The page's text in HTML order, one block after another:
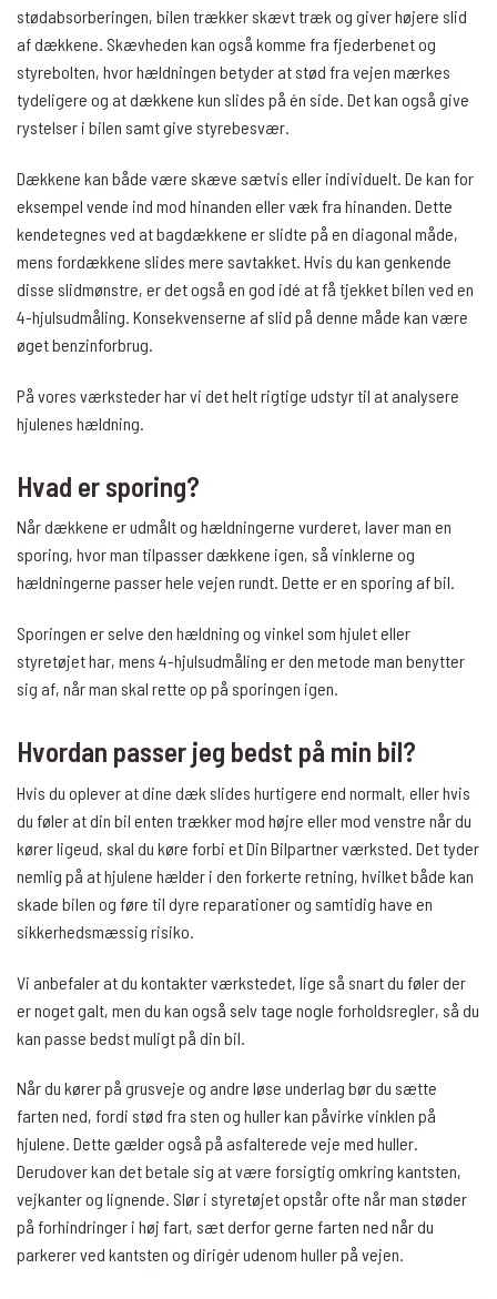
stødabsorberingen, bilen trækker skævt træk og giver højere slid
af dækkene. Skævheden kan også komme fra fjederbenet og
styrebolten, hvor hældningen betyder at stød fra vejen mærkes
tydeligere og at dækkene kun slides på én side. Det kan også give
rystelser i bilen samt give styrebesvær.
Dækkene kan både være skæve sætvis eller individuelt. De kan for
eksempel vende ind mod hinanden eller væk fra hinanden. Dette
kendetegnes ved at bagdækkene er slidte på en diagonal måde,
mens fordækkene slides mere savtakket. Hvis du kan genkende
disse slidmønstre, er det også en god idé at få tjekket bilen ved en
4-hjulsudmåling. Konsekvenserne af slid på denne måde kan være
øget benzinforbrug.
På vores værksteder har vi det helt rigtige udstyr til at analysere
hjulenes hældning.
Hvad er sporing?
Når dækkene er udmålt og hældningerne vurderet, laver man en
sporing, hvor man tilpasser dækkene igen, så vinklerne og
hældningerne passer hele vejen rundt. Dette er en sporing af bil.
Sporingen er selve den hældning og vinkel som hjulet eller
styretøjet har, mens 4-hjulsudmåling er den metode man benytter
sig af, når man skal rette op på sporingen igen.
Hvordan passer jeg bedst på min bil?
Hvis du oplever at dine dæk slides hurtigere end normalt, eller hvis
du føler at din bil enten trækker mod højre eller mod venstre når du
kører ligeud, skal du køre forbi et Din Bilpartner værksted. Det tyder
nemlig på at hjulene hælder i den forkerte retning, hvilket både kan
skade bilen og føre til dyre reparationer og samtidig have en
sikkerhedsmæssig risiko.
Vi anbefaler at du kontakter værkstedet, lige så snart du føler der
er noget galt, men du kan også selv tage nogle forholdsregler, så du
kan passe bedst muligt på din bil.
Når du kører på grusveje og andre løse underlag bør du sætte
farten ned, fordi stød fra sten og huller kan påvirke vinklen på
hjulene. Dette gælder også på asfalterede veje med huller.
Derudover kan det betale sig at være forsigtig omkring kantsten,
vejkanter og lignende. Slør i styretøjet opstår ofte når man støder
på forhindringer i høj fart, sæt derfor gerne farten ned når du
parkerer ved kantsten og dirigér udenom huller på vejen.